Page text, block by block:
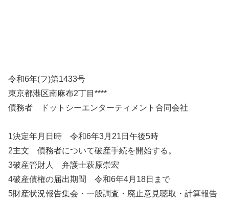
令和6年(フ)第1433号
東京都港区南麻布2丁目****
債務者 ドットシーエンターティメント合同会社
1決定年月日時 令和6年3月21日午後5時
2主文 債務者について破産手続を開始する。
3破産管財人 弁護士萩原崇宏
4破産債権の届出期間 令和6年4月18日まで
5財産状況報告集会・一般調査・廃止意見聴取・計算報告